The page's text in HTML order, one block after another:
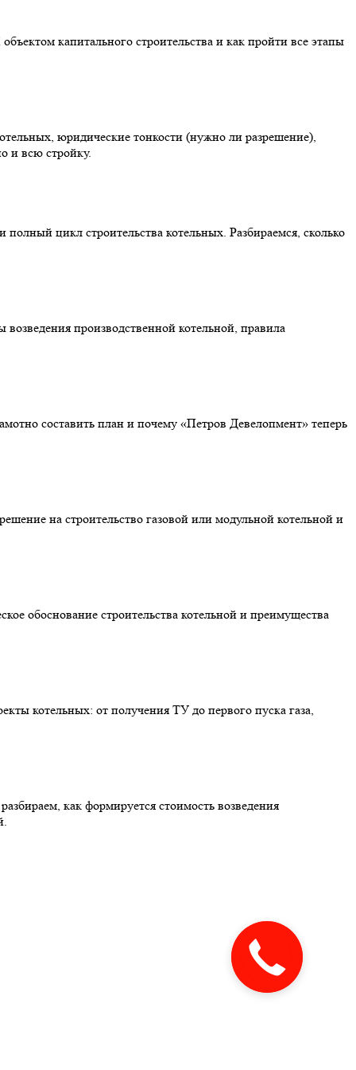
капитального строительства и как пройти все этапы
юридические тонкости (нужно ли разрешение),
и всю стройку.
цикл строительства котельных. Разбираемся, сколько
производственной котельной, правила
составить план и почему «Петров Девелопмент» теперь
на строительство газовой или модульной котельной и
обоснование строительства котельной и преимущества
котельных: от получения ТУ до первого пуска газа,
как формируется стоимость возведения